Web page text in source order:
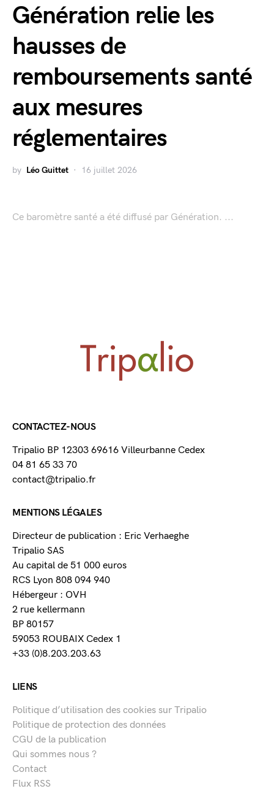
Génération relie les
hausses de
remboursements santé
aux mesures
réglementaires
by Léo Guittet 16 juillet 2026
Ce baromètre santé a été diffusé par Génération. ...
CONTACTEZ-NOUS
Tripalio BP 12303 69616 Villeurbanne Cedex
04 81 65 33 70
contact@tripalio.fr
MENTIONS LÉGALES
Directeur de publication : Eric Verhaeghe
Tripalio SAS
Au capital de 51 000 euros
RCS Lyon 808 094 940
Hébergeur : OVH
2 rue kellermann
BP 80157
59053 ROUBAIX Cedex 1
+33 (0)8.203.203.63
LIENS
Politique d’utilisation des cookies sur Tripalio
Politique de protection des données
CGU de la publication
Qui sommes nous ?
Contact
Flux RSS